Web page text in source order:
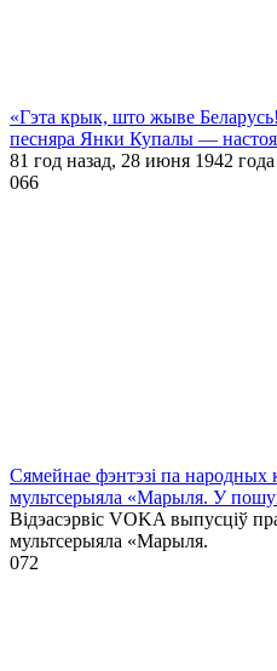
«Гэта крык, што жыве
песняра Янки Купалы —
81 год назад, 28 июня 1942
066
Сямейнае фэнтэзі па народных
мультсерыяла «Марыля. У
Відэасэрвіс VOKA выпусціў
мультсерыяла «Марыля.
072